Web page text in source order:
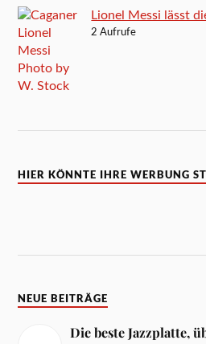
Lionel Messi lässt
2 Aufrufe
HIER KÖNNTE IHRE WERBUNG
NEUE BEITRÄGE
Die beste Jazzplatte,